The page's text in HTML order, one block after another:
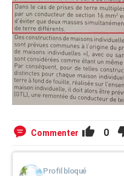
Commenter 0
Profil bloqué